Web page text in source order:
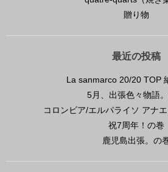
贈り物
最近の投稿
La sanmarco 20/20 TOP
5月、出張色々物語
コロンビア/エルパライソ アナ
祝7周年！の巻
鹿児島出張。の